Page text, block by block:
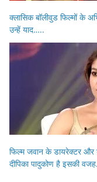
क्लासिक बॉलीवुड फिल्मों के
उन्हें याद…..
फिल्म जवान के डायरेक्टर और
दीपिका पादुकोण है इसकी